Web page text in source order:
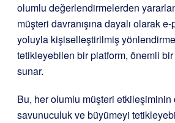
olumlu değerlendirmelerden
müşteri davranışına dayalı olarak
yoluyla kişiselleştirilmiş
tetikleyebilen bir platform, önemli
sunar.
Bu, her olumlu müşteri etkileşiminin
savunuculuk ve büyümeyi